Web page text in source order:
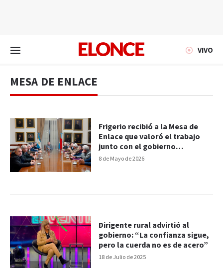
VIVO
MESA DE ENLACE
8 de Mayo de 2026
Frigerio recibió a la Mesa de
Enlace que valoró el trabajo
junto con el gobierno
provincial
18 de Julio de 2025
Dirigente rural advirtió al
gobierno: “La confianza sigue,
pero la cuerda no es de acero”